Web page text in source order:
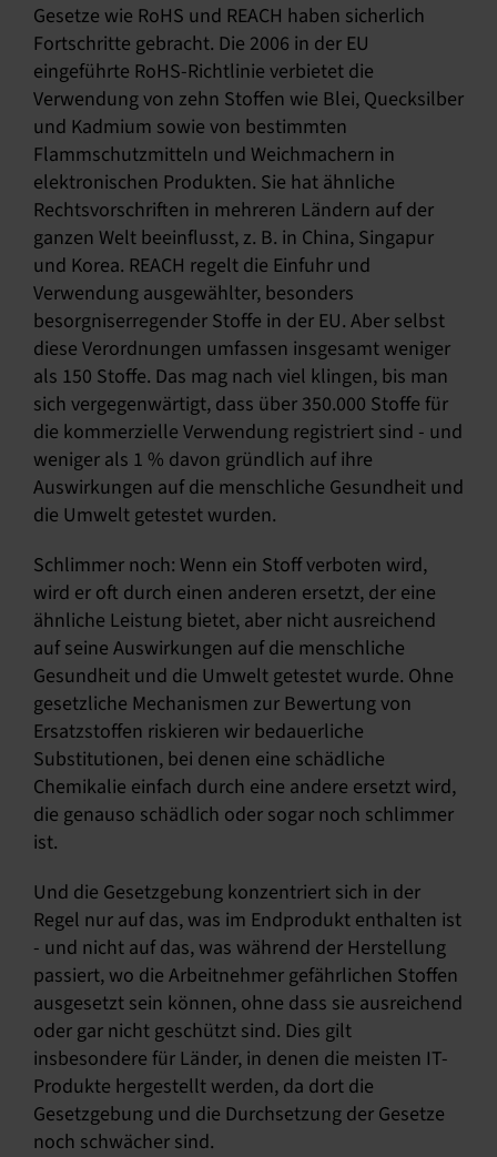
Gesetze wie RoHS und REACH haben sicherlich
Fortschritte gebracht. Die 2006 in der EU
eingeführte RoHS-Richtlinie verbietet die
Verwendung von zehn Stoffen wie Blei, Quecksilber
und Kadmium sowie von bestimmten
Flammschutzmitteln und Weichmachern in
elektronischen Produkten. Sie hat ähnliche
Rechtsvorschriften in mehreren Ländern auf der
ganzen Welt beeinflusst, z. B. in China, Singapur
und Korea. REACH regelt die Einfuhr und
Verwendung ausgewählter, besonders
besorgniserregender Stoffe in der EU. Aber selbst
diese Verordnungen umfassen insgesamt weniger
als 150 Stoffe. Das mag nach viel klingen, bis man
sich vergegenwärtigt, dass über 350.000 Stoffe für
die kommerzielle Verwendung registriert sind - und
weniger als 1 % davon gründlich auf ihre
Auswirkungen auf die menschliche Gesundheit und
die Umwelt getestet wurden.
Schlimmer noch: Wenn ein Stoff verboten wird,
wird er oft durch einen anderen ersetzt, der eine
ähnliche Leistung bietet, aber nicht ausreichend
auf seine Auswirkungen auf die menschliche
Gesundheit und die Umwelt getestet wurde. Ohne
gesetzliche Mechanismen zur Bewertung von
Ersatzstoffen riskieren wir bedauerliche
Substitutionen, bei denen eine schädliche
Chemikalie einfach durch eine andere ersetzt wird,
die genauso schädlich oder sogar noch schlimmer
ist.
Und die Gesetzgebung konzentriert sich in der
Regel nur auf das, was im Endprodukt enthalten ist
- und nicht auf das, was während der Herstellung
passiert, wo die Arbeitnehmer gefährlichen Stoffen
ausgesetzt sein können, ohne dass sie ausreichend
oder gar nicht geschützt sind. Dies gilt
insbesondere für Länder, in denen die meisten IT-
Produkte hergestellt werden, da dort die
Gesetzgebung und die Durchsetzung der Gesetze
noch schwächer sind.